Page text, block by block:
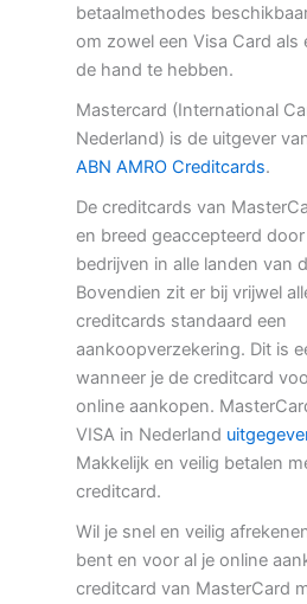
betaalmethodes
om zowel een Visa Card als
de hand te hebben.
Mastercard (International
Nederland) is de uitgever
ABN AMRO Creditcards.
De creditcards van
en breed geaccepteerd
bedrijven in alle landen van
Bovendien zit er bij vrijwel
creditcards standaard een
aankoopverzekering. Dit is
wanneer je de creditcard
online aankopen.
VISA in Nederland
Makkelijk en veilig betalen
creditcard.
Wil je snel en veilig
bent en voor al je online
creditcard van MasterCard